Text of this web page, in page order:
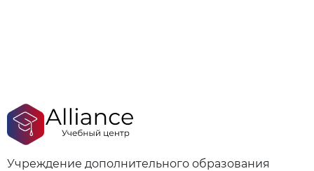
Учреждение дополнительного образования